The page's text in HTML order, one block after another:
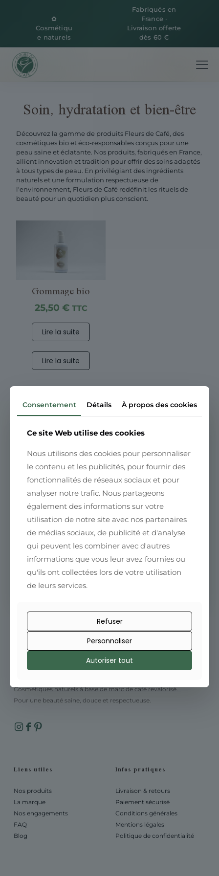
✿
Cosmétiqu
e naturels
Fabriqués en
France ·
Livraison offerte
dès 60 €
Soin, hydratation et bien-être
Découvrez la gamme de produits Fleurs de Café, des
cosmétiques bio et éco-responsables conçus pour une
peau saine et éclatante. Nos produits, fabriqués en France,
allient innovation et tradition pour offrir des soins adaptés
à tous types de peau. En privilégiant des ingrédients
naturels et une formulation respectueuse de
l'environnement, Fleurs de Café redéfinit les rituels de
beauté pour un quotidien plus conscient.
Gommage bio
25,50 € TTC
Lire la suite
Lire la suite
Le café nous rapproche
Rejoignez la communauté Fleurs
de Café
directement dans votre boîte mail.
Cosmétiques naturels à base de marc de café revalorisé.
Pour une beauté saine, douce et respectueuse.
Liens utiles
Nos produits
La marque
Nos engagements
FAQ
Blog
Infos pratiques
Livraison & retours
Paiement sécurisé
Conditions générales
Mentions légales
Politique de confidentialité
Consentement Détails À propos des cookies
Ce site Web utilise des cookies
Nous utilisons des cookies pour personnaliser
le contenu et les publicités, pour fournir des
fonctionnalités de réseaux sociaux et pour
analyser notre trafic. Nous partageons
également des informations sur votre
utilisation de notre site avec nos partenaires
de médias sociaux, de publicité et d'analyse
qui peuvent les combiner avec d'autres
informations que vous leur avez fournies ou
qu'ils ont collectées lors de votre utilisation
de leurs services.
Refuser
Personnaliser
Autoriser tout